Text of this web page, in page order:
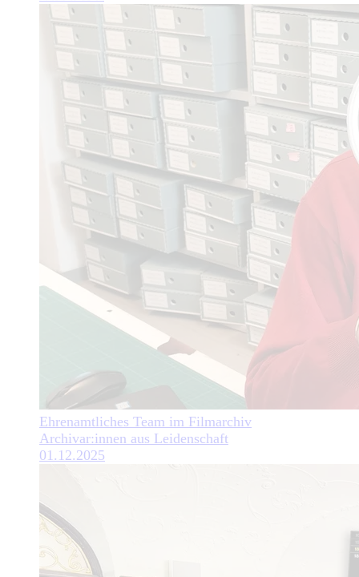
Ehrenamtliches Team im Filmarchiv
Archivar:innen aus Leidenschaft
01.12.2025